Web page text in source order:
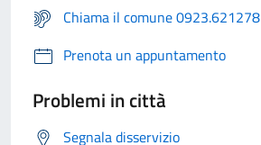
Chiama il comune 0923.621278
Prenota un appuntamento
Problemi in città
Segnala disservizio